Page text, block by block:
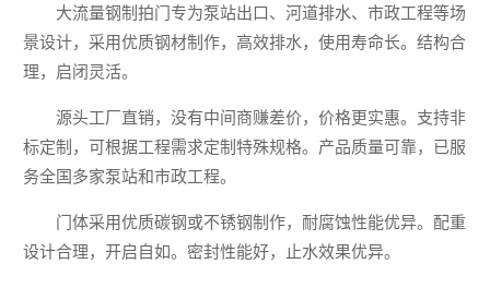
大流量钢制拍门专为泵站出口、河道排水、市政工程等场
景设计，采用优质钢材制作，高效排水，使用寿命长。结构合
理，启闭灵活。
源头工厂直销，没有中间商赚差价，价格更实惠。支持非
标定制，可根据工程需求定制特殊规格。产品质量可靠，已服
务全国多家泵站和市政工程。
门体采用优质碳钢或不锈钢制作，耐腐蚀性能优异。配重
设计合理，开启自如。密封性能好，止水效果优异。